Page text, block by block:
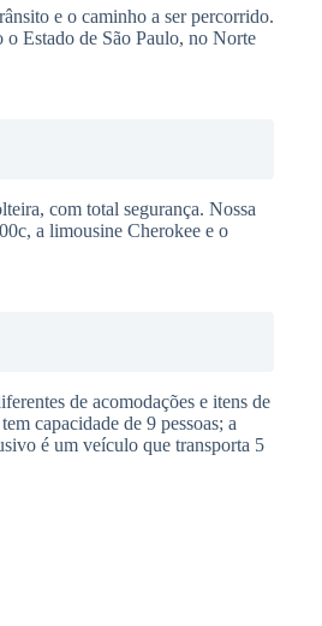
e o caminho a ser percorrido.
o Estado de São Paulo, no Norte
com total segurança. Nossa
a limousine Cherokee e o
de acomodações e itens de
capacidade de 9 pessoas; a
é um veículo que transporta 5